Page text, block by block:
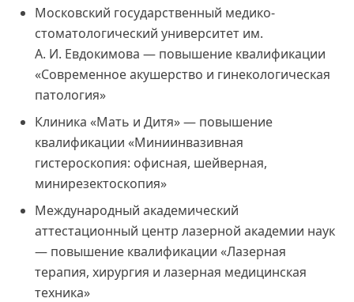
Московский государственный медико-
стоматологический университет им.
А. И. Евдокимова — повышение квалификации
«Современное акушерство и гинекологическая
патология»
Клиника «Мать и Дитя» — повышение
квалификации «Миниинвазивная
гистероскопия: офисная, шейверная,
минирезектоскопия»
Международный академический
аттестационный центр лазерной академии наук
— повышение квалификации «Лазерная
терапия, хирургия и лазерная медицинская
техника»